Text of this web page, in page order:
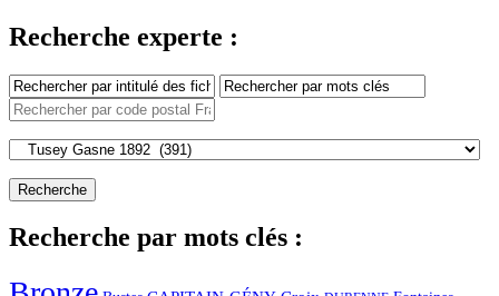
Recherche experte :
Recherche par mots clés :